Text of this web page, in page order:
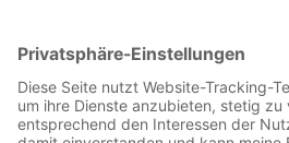
Newsletter